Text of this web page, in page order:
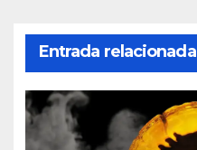
Entrada relacionada